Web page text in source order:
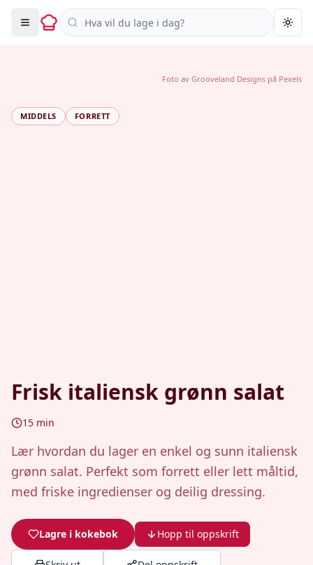
Søk i oppskrifter
MIDDELS FORRETT
Frisk italiensk grønn salat
15 min
Lær hvordan du lager en enkel og sunn italiensk
grønn salat. Perfekt som forrett eller lett måltid,
med friske ingredienser og deilig dressing.
Lagre i kokebok Hopp til oppskrift
Foto av Grooveland Designs på Pexels